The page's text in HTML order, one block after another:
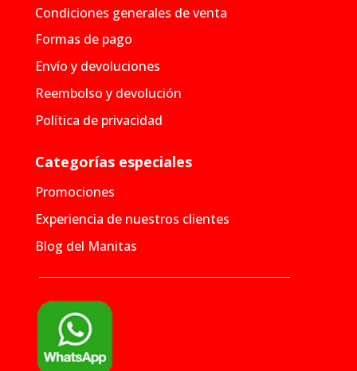
Condiciones generales de venta
Formas de pago
Envío y devoluciones
Reembolso y devolución
Política de privacidad
Categorías especiales
Promociones
Experiencia de nuestros clientes
Blog del Manitas